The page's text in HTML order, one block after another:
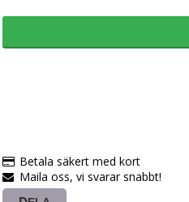
Betala säkert med kort
Maila oss, vi svarar snabbt!